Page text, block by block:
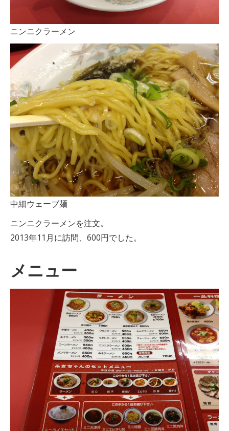
ニンニクラーメン
中細ウェーブ麺
ニンニクラーメンを注文。
2013年11月に訪問、600円でした。
メニュー